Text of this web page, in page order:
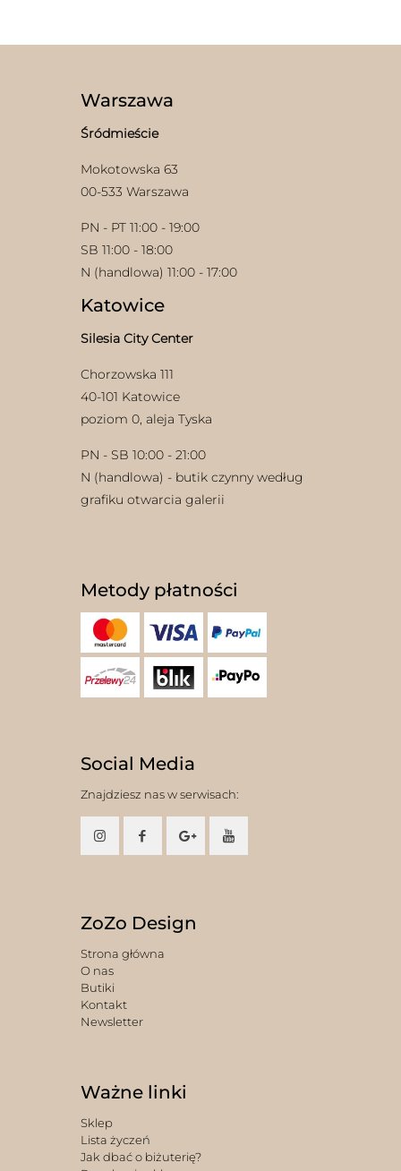
na
produktu
Warszawa
Śródmieście
Mokotowska 63
00-533 Warszawa
PN - PT 11:00 - 19:00
SB 11:00 - 18:00
N (handlowa) 11:00 - 17:00
Katowice
Silesia City Center
Chorzowska 111
40-101 Katowice
poziom 0, aleja Tyska
PN - SB 10:00 - 21:00
N (handlowa) - butik czynny według
grafiku otwarcia galerii
Metody płatności
Social Media
Znajdziesz nas w serwisach:
ZoZo Design
Strona główna
O nas
Butiki
Kontakt
Newsletter
Ważne linki
Sklep
Lista życzeń
Jak dbać o biżuterię?